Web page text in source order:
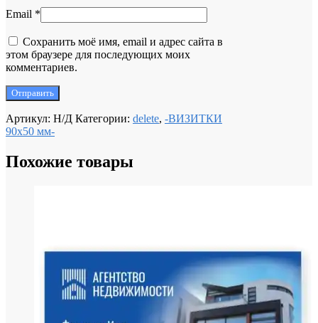
Email *
Сохранить моё имя, email и адрес сайта в
этом браузере для последующих моих
комментариев.
Артикул: Н/Д Категории: delete, -ВИЗИТКИ
90х50 мм-
Похожие товары